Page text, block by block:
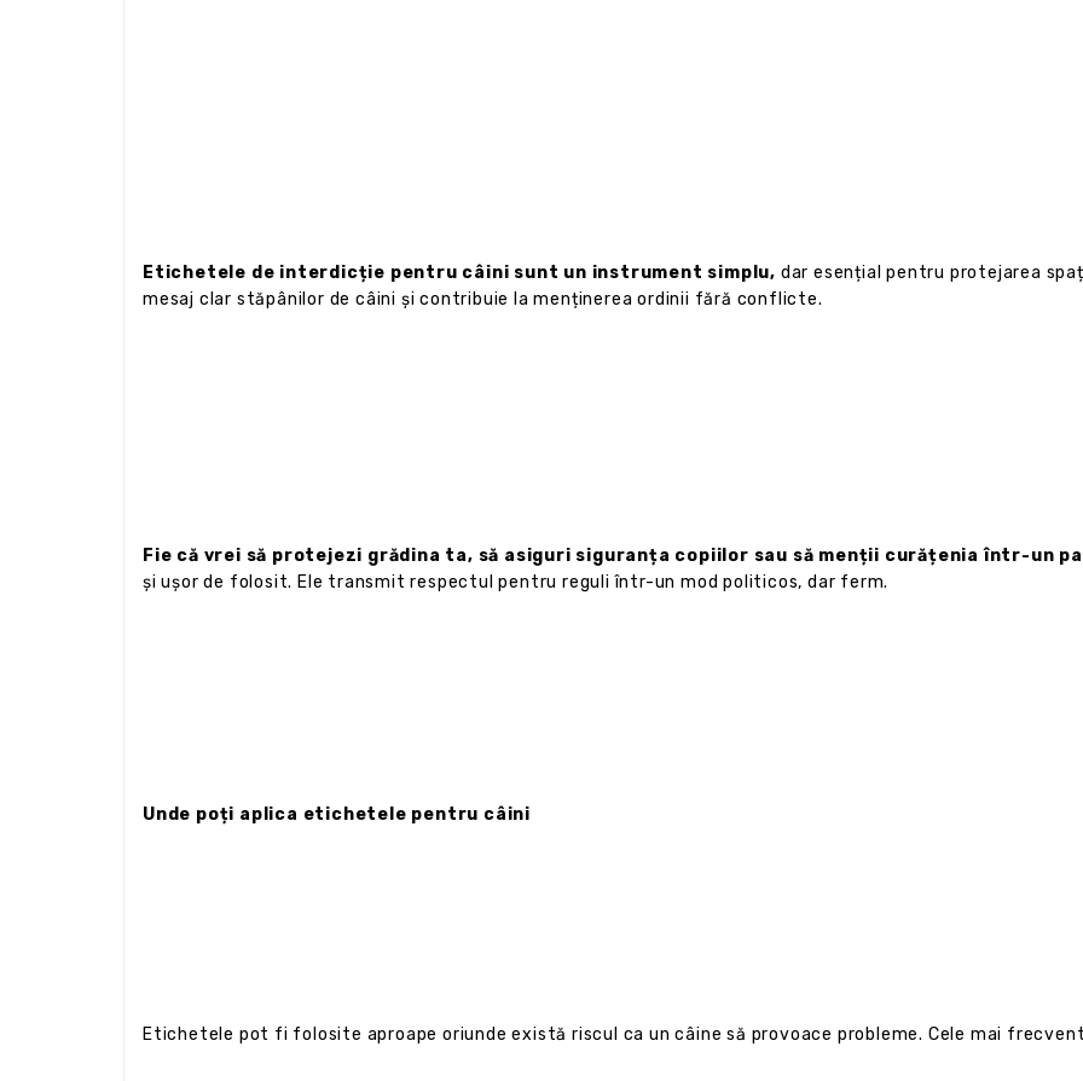
Etichetele de interdicție pentru câini sunt un instrument simplu, dar esențial pentru protejarea
mesaj clar stăpânilor de câini și contribuie la menținerea ordinii fără conflicte.
Fie că vrei să protejezi grădina ta, să asiguri siguranța copiilor sau să menții curățenia într-un
și ușor de folosit. Ele transmit respectul pentru reguli într-un mod politicos, dar ferm.
Unde poți aplica etichetele pentru câini
Etichetele pot fi folosite aproape oriunde există riscul ca un câine să provoace probleme. Cele mai